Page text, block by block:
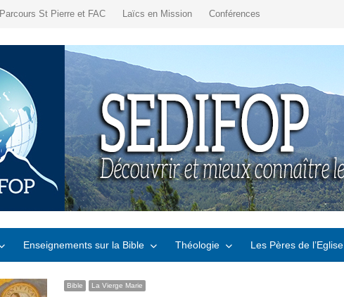
Parcours St Pierre et FAC Laïcs en Mission Conférences
Enseignements sur la Bible Théologie Les Pères de l’Eglise
Bible La Vierge Marie